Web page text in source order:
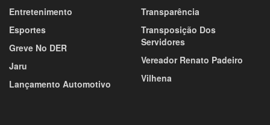
Entretenimento
Esportes
Greve No DER
Jaru
Lançamento Automotivo
Transparência
Transposição Dos
Servidores
Vereador Renato Padeiro
Vilhena